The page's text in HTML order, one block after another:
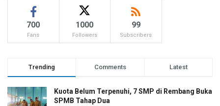
700
Fans
1000
Followers
99
Subscribers
Trending Comments Latest
Kuota Belum Terpenuhi, 7 SMP di Rembang Buka
SPMB Tahap Dua